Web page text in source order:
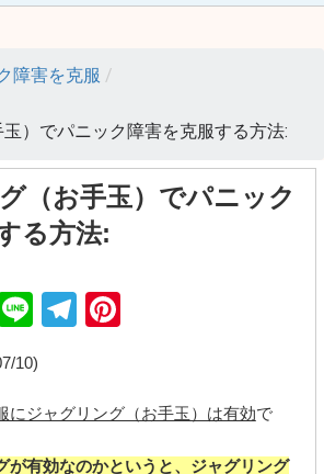
障害を克服 /
）でパニック障害を克服する方法:
（お手玉）でパニック
る方法:
H
Li
e
T
gr
a
e
st
10)
にジャグリング（お手玉）は有効で
が有効なのかというと、ジャグリング